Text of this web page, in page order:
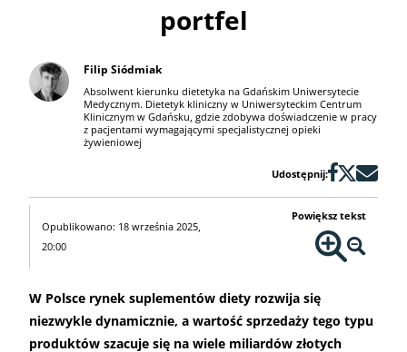
portfel
Filip Siódmiak
Absolwent kierunku dietetyka na Gdańskim Uniwersytecie
Medycznym. Dietetyk kliniczny w Uniwersyteckim Centrum
Klinicznym w Gdańsku, gdzie zdobywa doświadczenie w pracy
z pacjentami wymagającymi specjalistycznej opieki
żywieniowej
Udostępnij:
Opublikowano: 18 września 2025,
20:00
Powiększ tekst
W Polsce rynek suplementów diety rozwija się
niezwykle dynamicznie, a wartość sprzedaży tego typu
produktów szacuje się na wiele miliardów złotych